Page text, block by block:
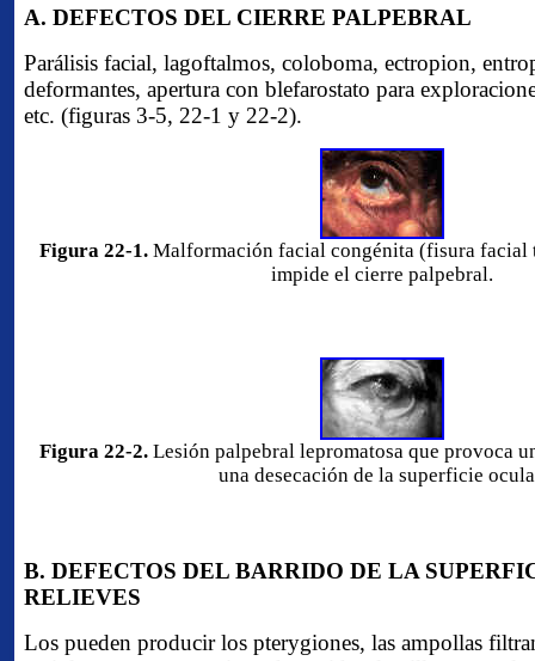
A. DEFECTOS DEL CIERRE PALPEBRAL
Parálisis facial, lagoftalmos, coloboma, ectropion,
deformantes, apertura con blefarostato para
etc. (figuras 3-5, 22-1 y 22-2).
Figura 22-1. Malformación facial congénita (fisura facial
impide el cierre palpebral.
Figura 22-2.Lesión palpebral lepromatosa que provoca
una desecación de la superficie
B. DEFECTOS DEL BARRIDO DE LA
RELIEVES
Los pueden producir los pterygiones, las ampollas